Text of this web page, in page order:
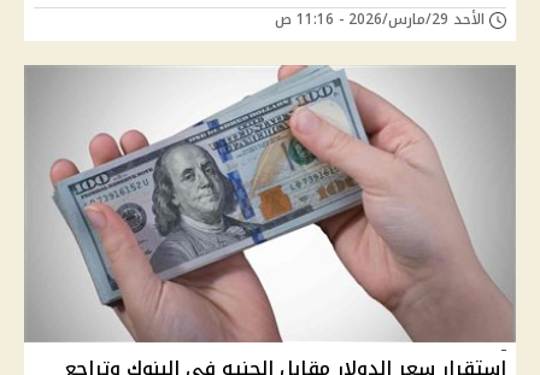
الأحد 29/مارس/2026 - 11:16 ص